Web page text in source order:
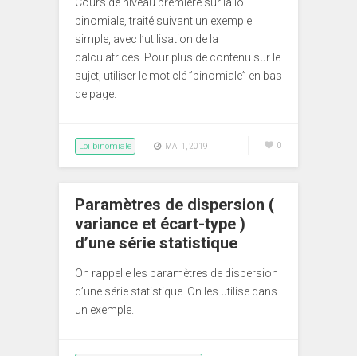
Cours de niveau première sur la loi
binomiale, traité suivant un exemple
simple, avec l’utilisation de la
calculatrices. Pour plus de contenu sur le
sujet, utiliser le mot clé ”binomiale” en bas
de page.
Loi binomiale MAI 1, 2019 0
Paramètres de dispersion (
variance et écart-type )
d’une série statistique
On rappelle les paramètres de dispersion
d’une série statistique. On les utilise dans
un exemple.